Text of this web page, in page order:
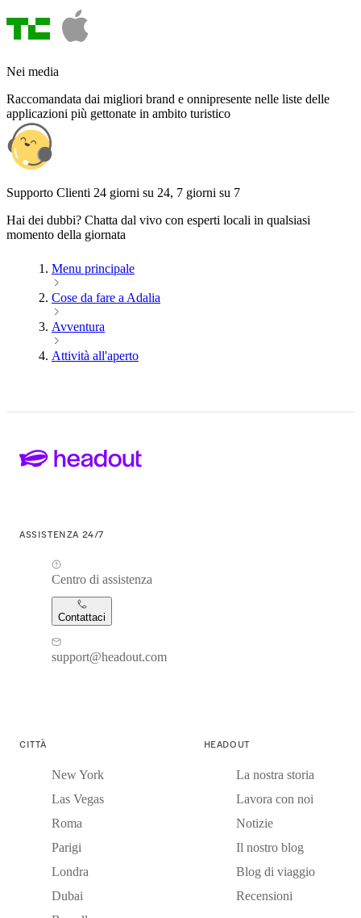
Nei media
Raccomandata dai migliori brand e onnipresente nelle liste delle
applicazioni più gettonate in ambito turistico
Supporto Clienti 24 giorni su 24, 7 giorni su 7
Hai dei dubbi? Chatta dal vivo con esperti locali in qualsiasi
momento della giornata
Menu principale
Cose da fare a Adalia
Avventura
Attività all'aperto
ASSISTENZA 24/7
Centro di assistenza
Contattaci
support@headout.com
CITTÀ
New York
Las Vegas
Roma
Parigi
Londra
Dubai
HEADOUT
La nostra storia
Lavora con noi
Notizie
Il nostro blog
Blog di viaggio
Recensioni